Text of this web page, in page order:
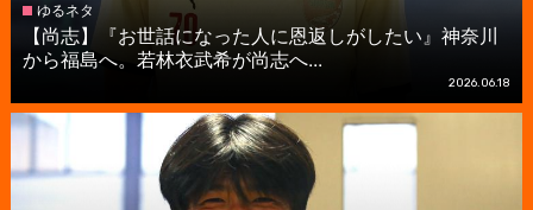
ゆるネタ
【尚志】『お世話になった人に恩返しがしたい』神奈川
から福島へ。若林衣武希が尚志へ...
2026.06.18